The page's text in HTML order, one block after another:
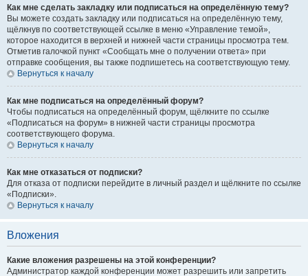
Как мне сделать закладку или подписаться на определённую тему?
Вы можете создать закладку или подписаться на определённую тему,
щёлкнув по соответствующей ссылке в меню «Управление темой»,
которое находится в верхней и нижней части страницы просмотра тем.
Отметив галочкой пункт «Сообщать мне о получении ответа» при
отправке сообщения, вы также подпишетесь на соответствующую тему.
Вернуться к началу
Как мне подписаться на определённый форум?
Чтобы подписаться на определённый форум, щёлкните по ссылке
«Подписаться на форум» в нижней части страницы просмотра
соответствующего форума.
Вернуться к началу
Как мне отказаться от подписки?
Для отказа от подписки перейдите в личный раздел и щёлкните по ссылке
«Подписки».
Вернуться к началу
Вложения
Какие вложения разрешены на этой конференции?
Администратор каждой конференции может разрешить или запретить